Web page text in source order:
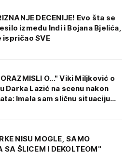
DECENIJE! Evo šta se
između Indi i Bojana Bjelića,
ispričao SVE
O..." Viki Miljković o
Darka Lazić na scenu nakon
Imala sam sličnu situaciju...
NISU MOGLE, SAMO
SA ŠLICEM I DEKOLTEOM"